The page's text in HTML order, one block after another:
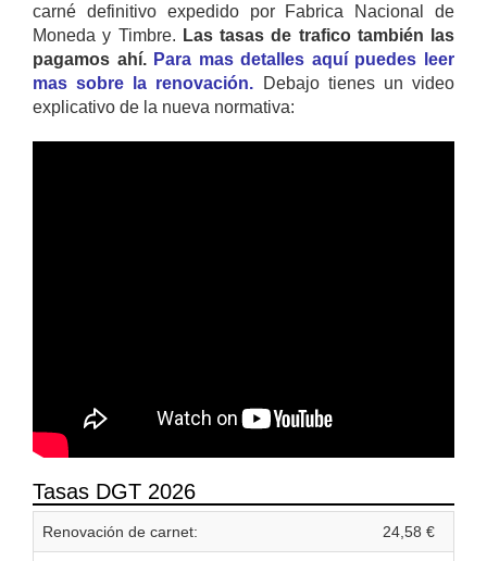
carné definitivo expedido por Fabrica Nacional de
Moneda y Timbre. Las tasas de trafico también las
pagamos ahí. Para mas detalles aquí puedes leer
mas sobre la renovación. Debajo tienes un video
explicativo de la nueva normativa:
Tasas DGT 2026
Renovación de carnet: 24,58 €